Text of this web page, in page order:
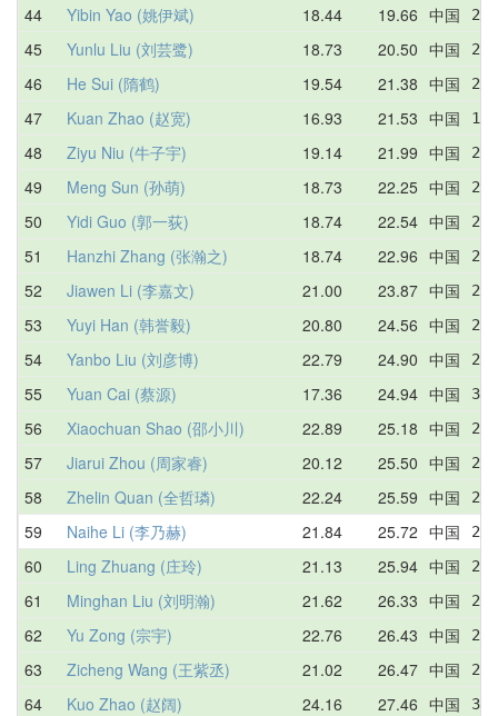
44 Yibin Yao (姚伊斌) 18.44 19.66 中国
45 Yunlu Liu (刘芸鹭) 18.73 20.50 中国
46 He Sui (隋鹤) 19.54 21.38 中国
47 Kuan Zhao (赵宽) 16.93 21.53 中国
48 Ziyu Niu (牛子宇) 19.14 21.99 中国
49 Meng Sun (孙萌) 18.73 22.25 中国
50 Yidi Guo (郭一荻) 18.74 22.54 中国
51 Hanzhi Zhang (张瀚之) 18.74 22.96 中国
52 Jiawen Li (李嘉文) 21.00 23.87 中国
53 Yuyi Han (韩誉毅) 20.80 24.56 中国
54 Yanbo Liu (刘彦博) 22.79 24.90 中国
55 Yuan Cai (蔡源) 17.36 24.94 中国
56 Xiaochuan Shao (邵小川) 22.89 25.18 中国
57 Jiarui Zhou (周家睿) 20.12 25.50 中国
58 Zhelin Quan (全哲璘) 22.24 25.59 中国
59 Naihe Li (李乃赫) 21.84 25.72 中国
60 Ling Zhuang (庄玲) 21.13 25.94 中国
61 Minghan Liu (刘明瀚) 21.62 26.33 中国
62 Yu Zong (宗宇) 22.76 26.43 中国
63 Zicheng Wang (王紫丞) 21.02 26.47 中国
64 Kuo Zhao (赵阔) 24.16 27.46 中国